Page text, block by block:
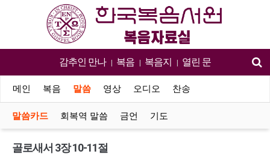
감추인 만나 | 복음 | 복음지 | 열린 문
메인 복음 말씀 영상 오디오 찬송
말씀카드 회복역 말씀 금언 기도
골로새서 3장 10-11절